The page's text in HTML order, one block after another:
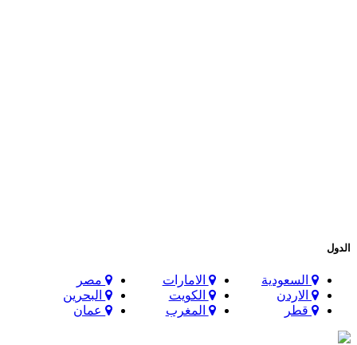
الدول
السعودية الامارات
مصر
الاردن
الكويت
البحرين
قطر
المغرب عمان